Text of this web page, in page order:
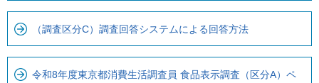
（調査区分C）調査回答システムによる回答方法
令和8年度東京都消費生活調査員 食品表示調査（区分A）ペ